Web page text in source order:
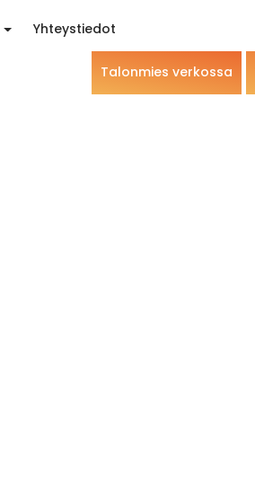
Yhteystiedot
Talonmies verkossa